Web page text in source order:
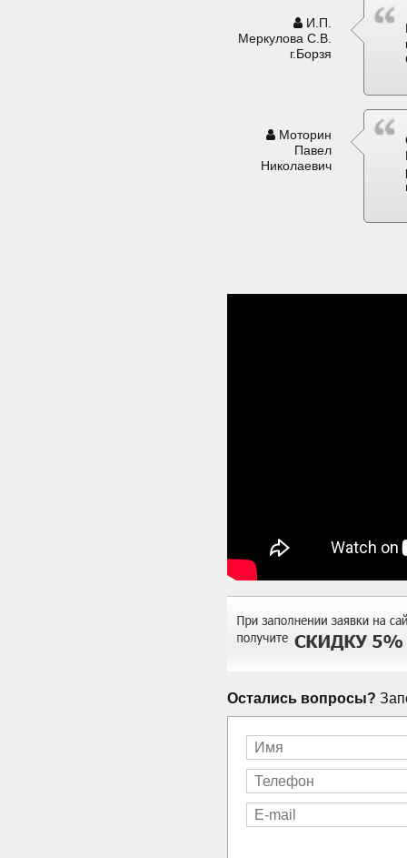
И.П.
Меркулова С.В.
г.Борзя
Моторин
Павел
Николаевич
Остались вопросы?